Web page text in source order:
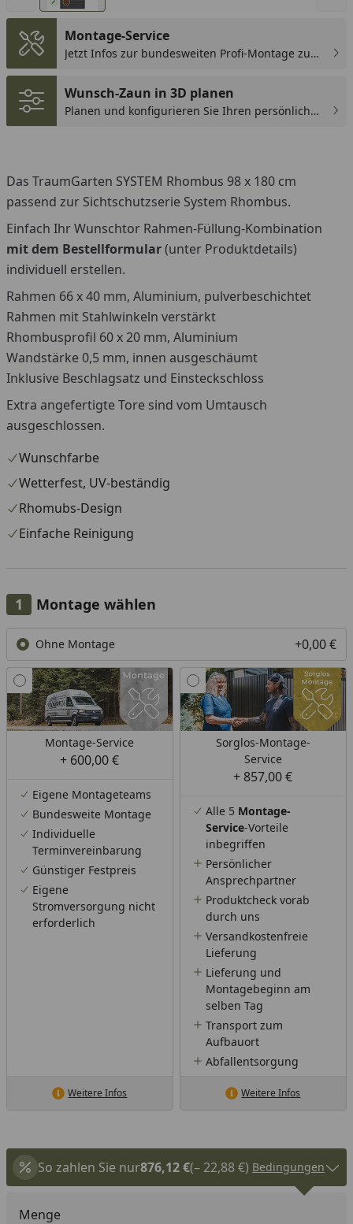
Montage-Service
Jetzt Infos zur bundesweiten Profi-Montage zum
Wunsch-Zaun in 3D planen
Planen und konfigurieren Sie Ihren persönlichen
Das TraumGarten SYSTEM Rhombus 98 x 180 cm
passend zur Sichtschutzserie System Rhombus.
Einfach Ihr Wunschtor Rahmen-Füllung-Kombination
mit dem Bestellformular(unter Produktdetails)
individuell erstellen.
Rahmen 66 x 40 mm, Aluminium, pulverbeschichtet
Rahmen mit Stahlwinkeln verstärkt
Rhombusprofil 60 x 20 mm, Aluminium
Wandstärke 0,5 mm, innen ausgeschäumt
Inklusive Beschlagsatz und Einsteckschloss
Extra angefertigte Tore sind vom Umtausch
ausgeschlossen.
Wunschfarbe
Wetterfest, UV-beständig
Rhomubs-Design
Einfache Reinigung
Montage wählen
Ohne Montage +0,00 €
Montage-Service
+ 600,00 €
Eigene Montageteams
Bundesweite Montage
Individuelle
Terminvereinbarung
Günstiger Festpreis
Eigene
Stromversorgung nicht
erforderlich
Weitere Infos
Sorglos-Montage-
Service
+ 857,00 €
Alle 5 Montage-
Service-Vorteile
inbegriffen
Persönlicher
Ansprechpartner
Produktcheck vorab
durch uns
Versandkostenfreie
Lieferung
Lieferung und
Montagebeginn am
selben Tag
Transport zum
Aufbauort
Abfallentsorgung
Weitere Infos
So zahlen Sie nur876,12 €(– 22,88 €) Bedingungen
Menge